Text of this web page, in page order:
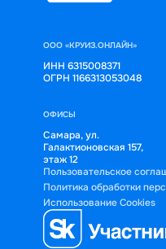
ООО «КРУИЗ.ОНЛАЙН»
ИНН 6315008371
ОГРН 1166313053048
ОФИСЫ
Самара, ул.
Галактионовская 157,
этаж 12
Пользовательское
Политика обработки
Использование Cookies